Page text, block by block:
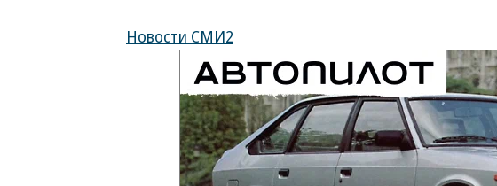
Новости СМИ2